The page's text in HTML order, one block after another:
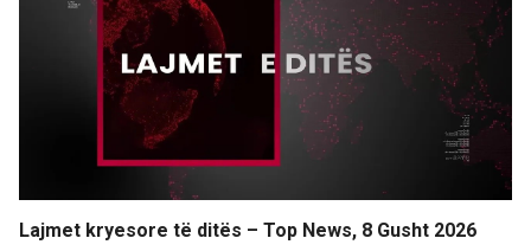
Lajmet kryesore të ditës – Top News, 8 Gusht 2026